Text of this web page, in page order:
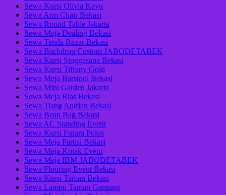
Sewa Kursi Olivia Kayu
Sewa Arm Chair Bekasi
Sewa Round Table Jakarta
Sewa Meja Dealing Bekasi
Sewa Tenda Bazar Bekasi
Sewa Backdrop Custom JABODETABEK
Sewa Kursi Singgasana Bekasi
Sewa Kursi Tiffany Gold
Sewa Meja Barstool Bekasi
Sewa Mini Garden Jakarta
Sewa Meja Rias Bekasi
Sewa Tiang Antrian Bekasi
Sewa Bean Bag Bekasi
Sewa AC Standing Event
Sewa Kursi Futura Polos
Sewa Meja Partisi Bekasi
Sewa Meja Kotak Event
Sewa Meja IBM JABODETABEK
Sewa Flooring Event Bekasi
Sewa Kursi Taman Bekasi
Sewa Lampu Taman Gantung